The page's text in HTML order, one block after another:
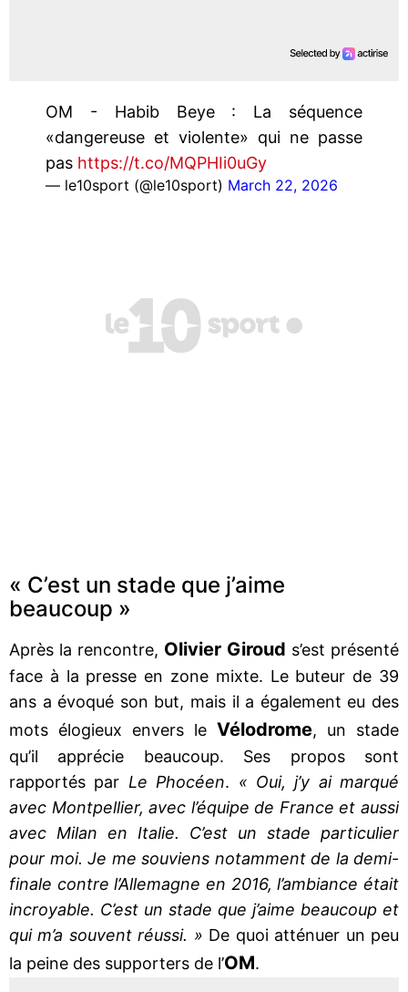
OM - Habib Beye : La séquence
«dangereuse et violente» qui ne passe
pas https://t.co/MQPHIi0uGy
— le10sport (@le10sport) March 22, 2026
« C’est un stade que j’aime
beaucoup »
Après la rencontre, Olivier Giroud s’est présenté
face à la presse en zone mixte. Le buteur de 39
ans a évoqué son but, mais il a également eu des
mots élogieux envers le Vélodrome, un stade
qu’il apprécie beaucoup. Ses propos sont
rapportés par Le Phocéen. « Oui, j’y ai marqué
avec Montpellier, avec l’équipe de France et aussi
avec Milan en Italie. C’est un stade particulier
pour moi. Je me souviens notamment de la demi-
finale contre l’Allemagne en 2016, l’ambiance était
incroyable. C’est un stade que j’aime beaucoup et
qui m’a souvent réussi. » De quoi atténuer un peu
la peine des supporters de l’OM.